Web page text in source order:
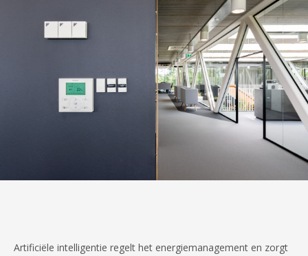
Artificiële intelligentie regelt het energiemanagement en zorgt